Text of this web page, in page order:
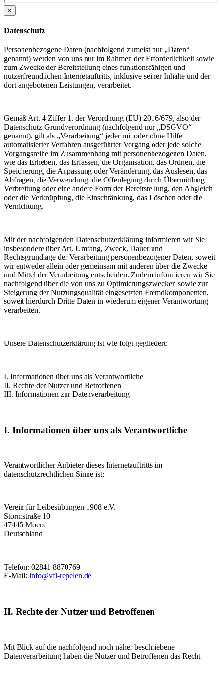
×
Datenschutz
Personenbezogene Daten (nachfolgend zumeist nur „Daten“
genannt) werden von uns nur im Rahmen der Erforderlichkeit sowie
zum Zwecke der Bereitstellung eines funktionsfähigen und
nutzerfreundlichen Internetauftritts, inklusive seiner Inhalte und der
dort angebotenen Leistungen, verarbeitet.
Gemäß Art. 4 Ziffer 1. der Verordnung (EU) 2016/679, also der
Datenschutz-Grundverordnung (nachfolgend nur „DSGVO“
genannt), gilt als „Verarbeitung“ jeder mit oder ohne Hilfe
automatisierter Verfahren ausgeführter Vorgang oder jede solche
Vorgangsreihe im Zusammenhang mit personenbezogenen Daten,
wie das Erheben, das Erfassen, die Organisation, das Ordnen, die
Speicherung, die Anpassung oder Veränderung, das Auslesen, das
Abfragen, die Verwendung, die Offenlegung durch Übermittlung,
Verbreitung oder eine andere Form der Bereitstellung, den Abgleich
oder die Verknüpfung, die Einschränkung, das Löschen oder die
Vernichtung.
Mit der nachfolgenden Datenschutzerklärung informieren wir Sie
insbesondere über Art, Umfang, Zweck, Dauer und
Rechtsgrundlage der Verarbeitung personenbezogener Daten, soweit
wir entweder allein oder gemeinsam mit anderen über die Zwecke
und Mittel der Verarbeitung entscheiden. Zudem informieren wir Sie
nachfolgend über die von uns zu Optimierungszwecken sowie zur
Steigerung der Nutzungsqualität eingesetzten Fremdkomponenten,
soweit hierdurch Dritte Daten in wiederum eigener Verantwortung
verarbeiten.
Unsere Datenschutzerklärung ist wie folgt gegliedert:
I. Informationen über uns als Verantwortliche
II. Rechte der Nutzer und Betroffenen
III. Informationen zur Datenverarbeitung
I. Informationen über uns als Verantwortliche
Verantwortlicher Anbieter dieses Internetauftritts im
datenschutzrechtlichen Sinne ist:
Verein für Leibesübungen 1908 e.V.
Stormstraße 10
47445 Moers
Deutschland
Telefon: 02841 8870769
E-Mail: info@vfl-repelen.de
II. Rechte der Nutzer und Betroffenen
Mit Blick auf die nachfolgend noch näher beschriebene
Datenverarbeitung haben die Nutzer und Betroffenen das Recht